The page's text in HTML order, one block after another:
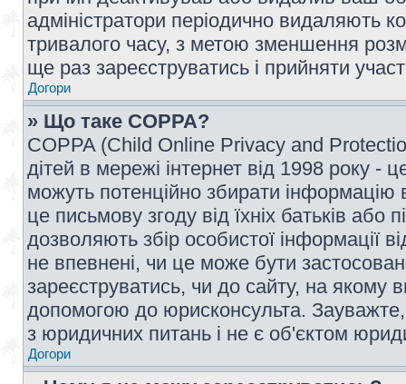
адміністратори періодично видаляють
тривалого часу, з метою зменшення
ще раз зареєструватись і прийняти
Догори
» Що таке COPPA?
COPPA (Child Online Privacy and
дітей в мережі інтернет від 1998 року -
можуть потенційно збирати інформацію
це письмову згоду від їхніх батьків або
дозволяють збір особистої інформації
не впевнені, чи це може бути
зареєструватись, чи до сайту, на якому
допомогою до юрисконсульта.
з юридичних питань і не є об'єктом
Догори